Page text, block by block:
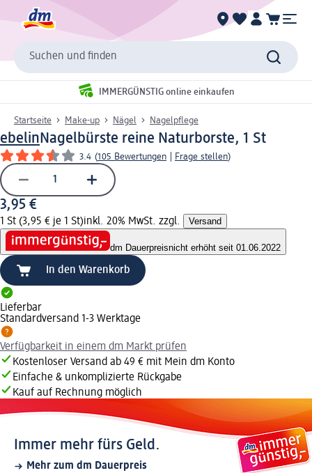
Suchen und finden
IMMERGÜNSTIG online einkaufen
Startseite Make-up Nägel Nagelpflege
ebelinNagelbürste reine Naturborste, 1 St
3.4 (105 Bewertungen Frage stellen)
3,95 €
1 St (3,95 € je 1 St)inkl. 20% MwSt. zzgl. Versand
dm Dauerpreisnicht erhöht seit 01.06.2022
In den Warenkorb
Lieferbar
Standardversand 1-3 Werktage
Verfügbarkeit in einem dm Markt prüfen
Kostenloser Versand ab 49 € mit Mein dm Konto
Einfache & unkomplizierte Rückgabe
Kauf auf Rechnung möglich
Immer mehr fürs Geld.
Mehr zum dm Dauerpreis